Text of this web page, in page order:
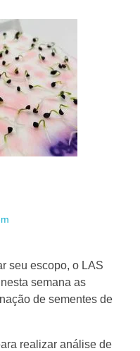
seu escopo, o LAS
semana as
de sementes de
realizar análise de